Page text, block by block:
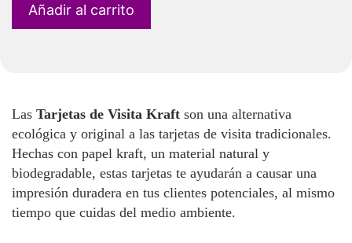
Añadir al carrito
Las Tarjetas de Visita Kraft son una alternativa
ecológica y original a las tarjetas de visita tradicionales.
Hechas con papel kraft, un material natural y
biodegradable, estas tarjetas te ayudarán a causar una
impresión duradera en tus clientes potenciales, al mismo
tiempo que cuidas del medio ambiente.